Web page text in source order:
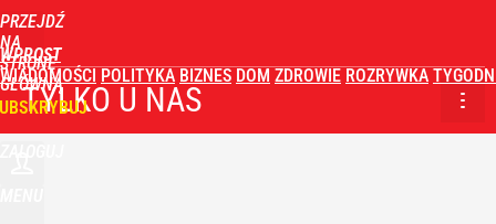
PRZEJDŹ
NA
STRONĘ
GŁÓWNĄ
WPROST
WIADOMOŚCI POLITYKA BIZNES DOM ZDROWIE ROZRYWKA
TYLKO U NAS